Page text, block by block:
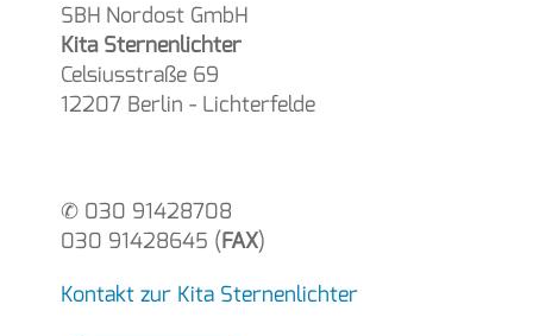
SBH Nordost GmbH
Kita Sternenlichter
Celsiusstraße 69
12207 Berlin - Lichterfelde
✆ 030 91428708
030 91428645 (FAX)
Kontakt zur Kita Sternenlichter